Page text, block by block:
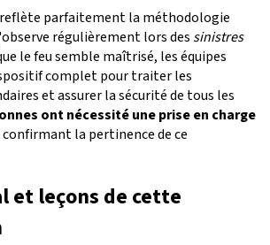
parfaitement la méthodologie
régulièrement lors des sinistres
le feu semble maîtrisé, les équipes
complet pour traiter les
et assurer la sécurité de tous les
ont nécessité une prise en charge
confirmant la pertinence de ce
et leçons de cette